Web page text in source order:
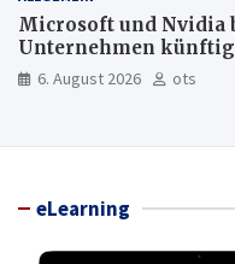
Microsoft und Nvidia
Unternehmen
läuft und was weiter
6. August 2026 ots
eLearning